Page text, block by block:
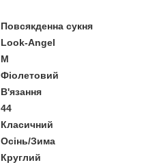
Повсякденна сукня
Look-Angel
M
Фіолетовий
В'язання
44
Класичний
Осінь/Зима
Круглий